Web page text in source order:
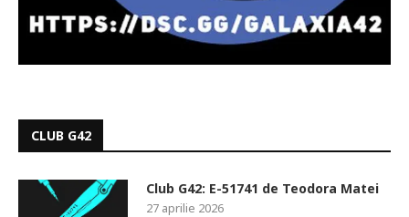
CLUB G42
Club G42: E-51741 de Teodora Matei
27 aprilie 2026